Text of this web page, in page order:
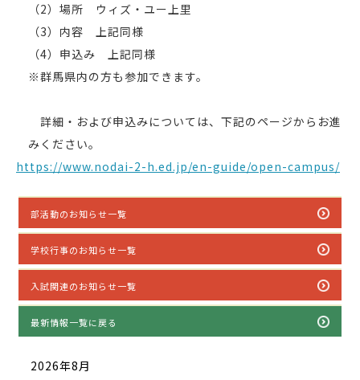
（2）場所 ウィズ・ユー上里
（3）内容 上記同様
（4）申込み 上記同様
※群馬県内の方も参加できます。
詳細・および申込みについては、下記のページからお進
みください。
https://www.nodai-2-h.ed.jp/en-guide/open-campus/
部活動のお知らせ一覧
学校行事のお知らせ一覧
入試関連のお知らせ一覧
最新情報一覧に戻る
2026年8月